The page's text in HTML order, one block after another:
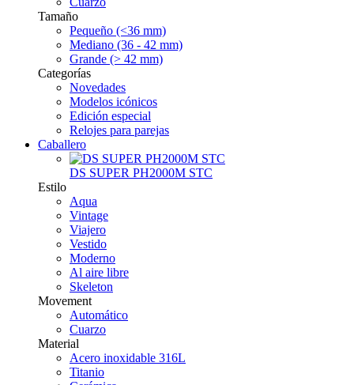
Tamaño
Pequeño (<36 mm)
Mediano (36 - 42 mm)
Grande (> 42 mm)
Categorías
Novedades
Modelos icónicos
Edición especial
Relojes para parejas
Caballero
DS SUPER PH2000M STC
Estilo
Aqua
Vintage
Viajero
Vestido
Moderno
Al aire libre
Skeleton
Movement
Automático
Cuarzo
Material
Acero inoxidable 316L
Titanio